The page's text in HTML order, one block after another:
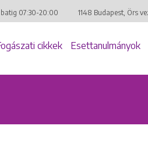
07:30-20:00 1148 Budapest, Örs
cikkek Esettanulmányok